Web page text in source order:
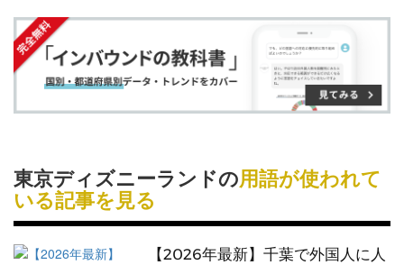
追
加
東京ディズニーランドの用語が使われて
いる記事を見る
【2026年最新】千葉で外国人に人